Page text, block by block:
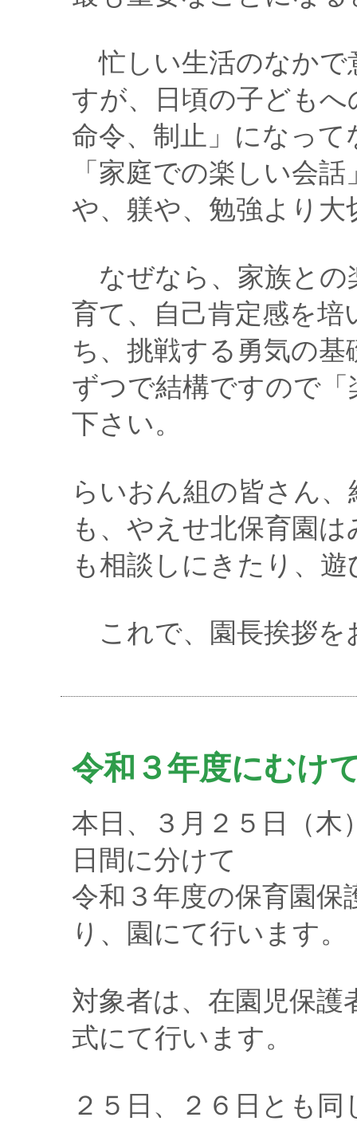
忙しい生活のなかで
すが、日頃の子ども
命令、制止」になっ
「家庭での楽しい会
や、躾や、勉強より大
なぜなら、家族との
育て、自己肯定感を
ち、挑戦する勇気の
ずつで結構ですので
下さい。
らいおん組の皆さん
も、やえせ北保育園
も相談しにきたり、
これで、園長挨拶を
令和３年度にむけ
本日、３月２５日（木
日間に分けて
令和３年度の保育園保
り、園にて行います。
対象者は、在園児保護
式にて行います。
２５日、２６日とも